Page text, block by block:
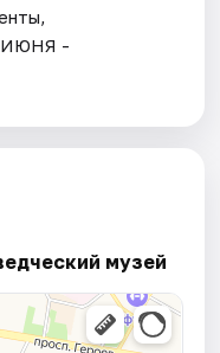
ИЮНЯ -
музей